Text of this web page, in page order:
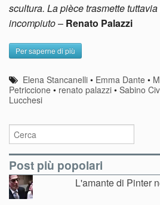
scultura. La pièce trasmette
incompiuto– Renato Palazzi
Per saperne di più
Elena Stancanelli • Emma Dante •
Petriccione • renato palazzi • Sabino
Lucchesi
Post più popolari
L'amante di Pinter